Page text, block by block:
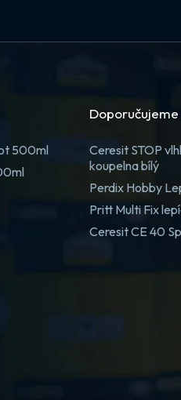
500ml
Doporučujeme
Ceresit STOP
koupelna bílý
Perdix Hobby
Pritt Multi Fix
Ceresit CE 40